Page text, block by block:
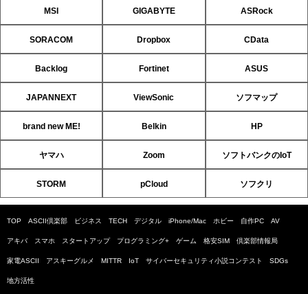
MSI GIGABYTE ASRock
SORACOM Dropbox CData
Backlog Fortinet ASUS
JAPANNEXT ViewSonic ソフマップ
brand new ME! Belkin HP
ヤマハ Zoom ソフトバンクのIoT
STORM pCloud ソフクリ
TOP ASCII倶楽部 ビジネス TECH デジタル iPhone/Mac ホビー 自作PC AV
アキバ スマホ スタートアップ プログラミング+ ゲーム 格安SIM 倶楽部情報局
家電ASCII アスキーグルメ MITTR IoT サイバーセキュリティ小説コンテスト SDGs
地方活性